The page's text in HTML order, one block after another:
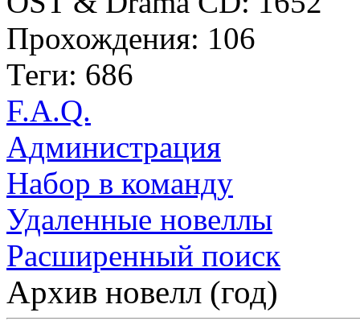
Прохождения: 106
Теги: 686
F.A.Q.
Администрация
Набор в команду
Удаленные новеллы
Расширенный поиск
Архив новелл (год)